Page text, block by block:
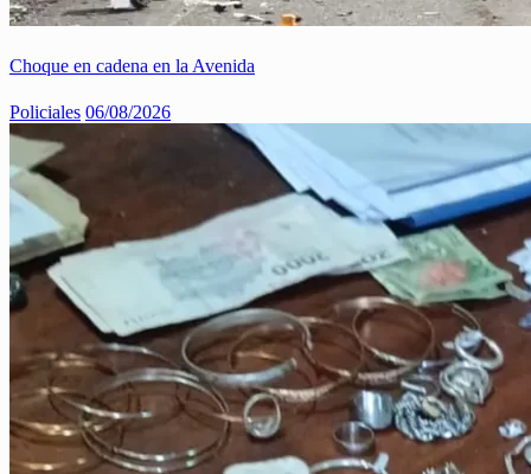
Choque en cadena en la Avenida
Policiales 06/08/2026